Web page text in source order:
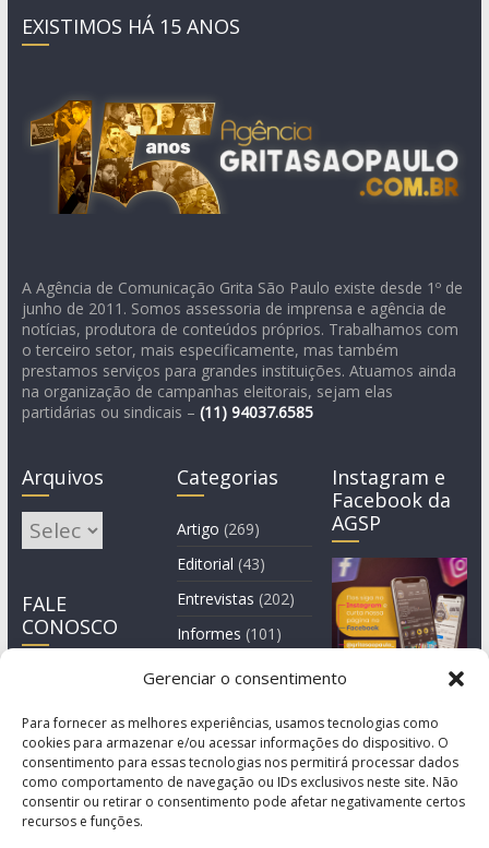
Gerenciar o consentimento
Para fornecer as melhores experiências, usamos tecnologias como
cookies para armazenar e/ou acessar informações do dispositivo. O
consentimento para essas tecnologias nos permitirá processar dados
como comportamento de navegação ou IDs exclusivos neste site. Não
consentir ou retirar o consentimento pode afetar negativamente certos
recursos e funções.
EXISTIMOS HÁ 15 ANOS
A Agência de Comunicação Grita São Paulo existe desde 1º de
junho de 2011. Somos assessoria de imprensa e agência de
notícias, produtora de conteúdos próprios. Trabalhamos com
o terceiro setor, mais especificamente, mas também
prestamos serviços para grandes instituições. Atuamos ainda
na organização de campanhas eleitorais, sejam elas
partidárias ou sindicais – (11) 94037.6585
Arquivos
Arquivos
FALE
CONOSCO
Categorias
Artigo (269)
Editorial (43)
Entrevistas (202)
Informes (101)
Instagram e
Facebook da
AGSP